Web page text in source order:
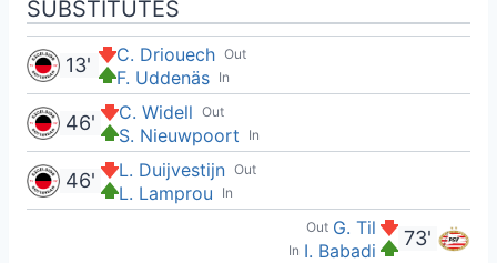
SUBSTITUTES
Out
C. Driouech
In
F. Uddenäs
13'
Out
C. Widell
In
S. Nieuwpoort
46'
Out
L. Duijvestijn
In
L. Lamprou
46'
73'
Out G. Til
In I. Babadi